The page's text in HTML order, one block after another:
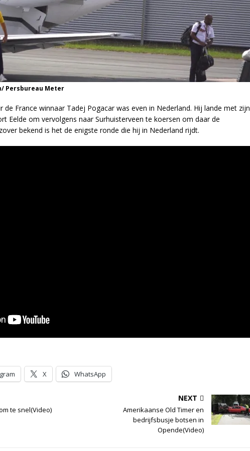
Persbureau Meter
de France winnaar Tadej Pogacar was even in Nederland. Hij lande met zijn
Eelde om vervolgens naar Surhuisterveen te koersen om daar de
bekend is het de enigste ronde die hij in Nederland rijdt.
X WhatsApp
te snel(Video)
NEXT
Amerikaanse Old Timer en
bedrijfsbusje botsen in
Opende(Video)